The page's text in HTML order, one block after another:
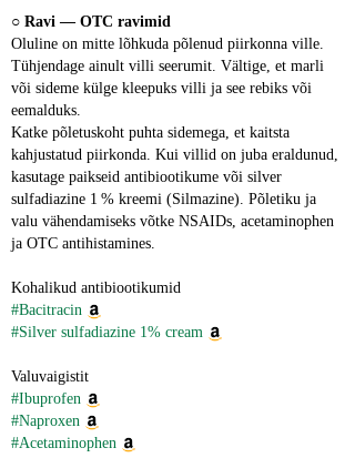
○ Ravi ― OTC ravimid
Oluline on mitte lõhkuda põlenud piirkonna ville.
Tühjendage ainult villi seerumit. Vältige, et marli
või sideme külge kleepuks villi ja see rebiks või
eemalduks.
Katke põletuskoht puhta sidemega, et kaitsta
kahjustatud piirkonda. Kui villid on juba eraldunud,
kasutage paikseid antibiootikume või silver
sulfadiazine 1 % kreemi (Silmazine). Põletiku ja
valu vähendamiseks võtke NSAIDs, acetaminophen
ja OTC antihistamines.
Kohalikud antibiootikumid
#Bacitracin
#Silver sulfadiazine 1% cream
Valuvaigistit
#Ibuprofen
#Naproxen
#Acetaminophen